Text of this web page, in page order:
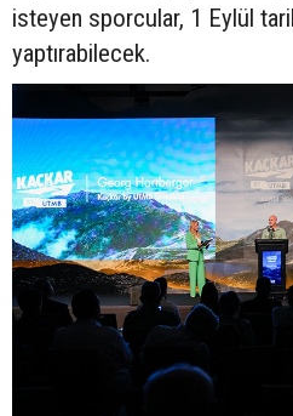
isteyen sporcular, 1 Eylül
yaptırabilecek.